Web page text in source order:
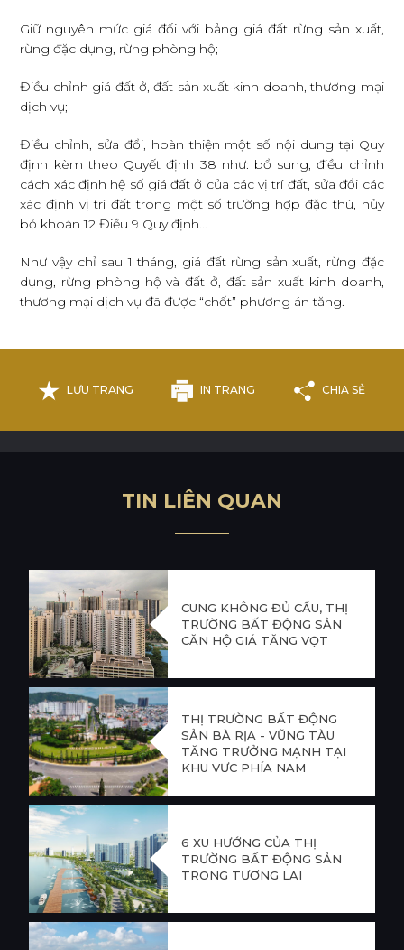
Giữ nguyên mức giá đối với bảng giá đất rừng sản xuất,
rừng đặc dụng, rừng phòng hộ;
Điều chỉnh giá đất ở, đất sản xuất kinh doanh, thương mại
dịch vụ;
Điều chỉnh, sửa đổi, hoàn thiện một số nội dung tại Quy
định kèm theo Quyết định 38 như: bổ sung, điều chỉnh
cách xác định hệ số giá đất ở của các vị trí đất, sửa đổi các
xác định vị trí đất trong một số trường hợp đặc thù, hủy
bỏ khoản 12 Điều 9 Quy định…
Như vậy chỉ sau 1 tháng, giá đất rừng sản xuất, rừng đặc
dụng, rừng phòng hộ và đất ở, đất sản xuất kinh doanh,
thương mại dịch vụ đã được “chốt” phương án tăng.
LƯU TRANG IN TRANG CHIA SẺ
TIN LIÊN QUAN
CUNG KHÔNG ĐỦ CẦU, THỊ
TRƯỜNG BẤT ĐỘNG SẢN
CĂN HỘ GIÁ TĂNG VỌT
THỊ TRƯỜNG BẤT ĐỘNG
SẢN BÀ RỊA - VŨNG TÀU
TĂNG TRƯỞNG MẠNH TẠI
KHU VỰC PHÍA NAM
6 XU HƯỚNG CỦA THỊ
TRƯỜNG BẤT ĐỘNG SẢN
TRONG TƯƠNG LAI